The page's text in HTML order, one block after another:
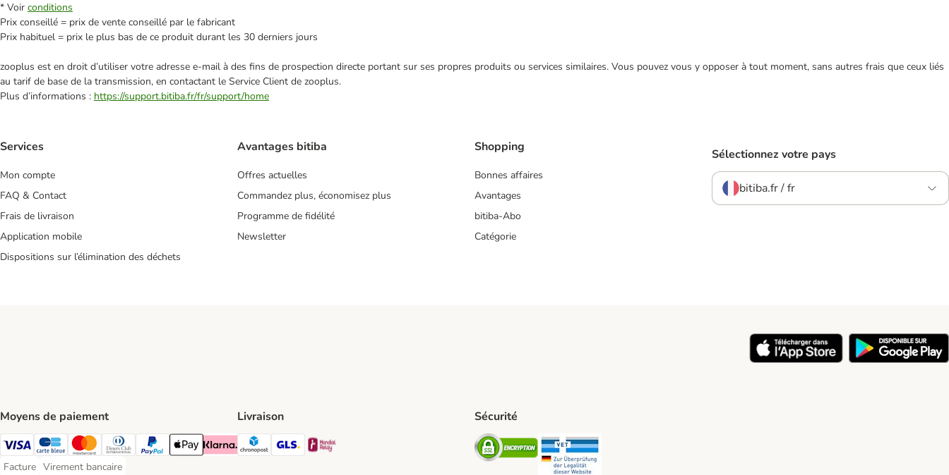
* Voir conditions
Prix conseillé = prix de vente conseillé par le fabricant
Prix habituel = prix le plus bas de ce produit durant les 30 derniers jours
zooplus est en droit d’utiliser votre adresse e‑mail à des fins de prospection directe portant sur ses propres produits ou services similaires. Vous pouvez vous y opposer à tout moment, sans autres frais que ceux liés
au tarif de base de la transmission, en contactant le Service Client de zooplus.
Plus d’informations : https://support.bitiba.fr/fr/support/home
Services
Mon compte
FAQ & Contact
Frais de livraison
Application mobile
Dispositions sur l’élimination des déchets
Avantages bitiba
Offres actuelles
Commandez plus, économisez plus
Programme de fidélité
Newsletter
Shopping
Bonnes affaires
Avantages
bitiba-Abo
Catégorie
Sélectionnez votre pays
bitiba.fr / fr
Moyens de paiement
Visa Payment Method
carte bleue Payment Method
Master Card Payment Method
Diners Club Payment Method
Paypal Payment Method
Apple Pay Payment Method
Klarna Payment Method
Facture Virement bancaire
Livraison
Chronopost Shipping Method
GLS Shipping Method
Mondial relay Shipping Method
Sécurité
Security